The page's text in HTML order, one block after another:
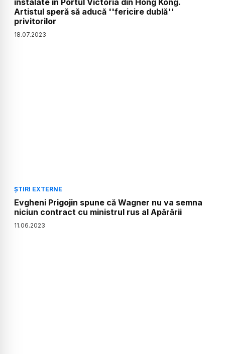
instalate în Portul Victoria din Hong Kong.
Artistul speră să aducă ''fericire dublă''
privitorilor
18.07.2023
ȘTIRI EXTERNE
Evgheni Prigojin spune că Wagner nu va semna
niciun contract cu ministrul rus al Apărării
11.06.2023